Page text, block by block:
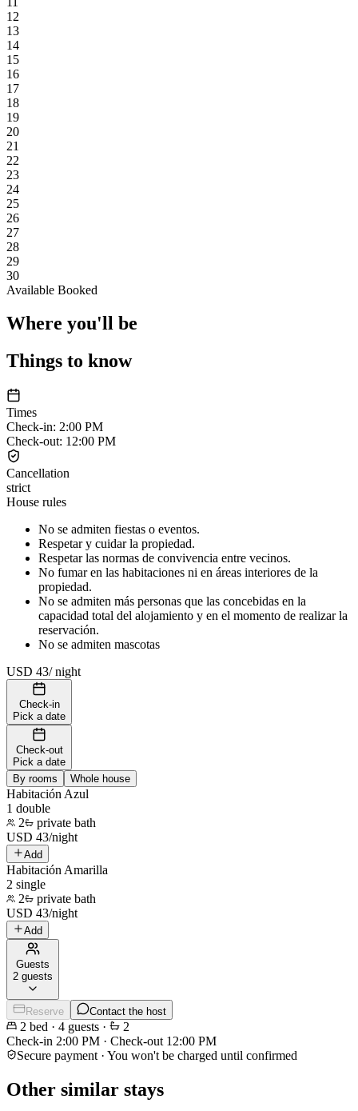
12
13
14
15
16
17
18
19
20
21
22
23
24
25
26
27
28
29
30
Available Booked
Where you'll be
Things to know
Times
Check-in: 2:00 PM
Check-out: 12:00 PM
Cancellation
strict
House rules
No se admiten fiestas o eventos.
Respetar y cuidar la propiedad.
Respetar las normas de convivencia entre vecinos.
No fumar en las habitaciones ni en áreas interiores de la
propiedad.
No se admiten más personas que las concebidas en la
capacidad total del alojamiento y en el momento de realizar la
reservación.
No se admiten mascotas
USD 43/night
Check-in
Pick a date
Check-out
Pick a date
By rooms
Whole house
Habitación Azul
1 double
2
private bath
USD 43/night
Add
Habitación Amarilla
2 single
2
private bath
USD 43/night
Add
Guests
2 guests
Reserve Contact the host
2 bed · 4 guests ·
2
Check-in 2:00 PM · Check-out 12:00 PM
Secure payment · You won't be charged until confirmed
Other similar stays